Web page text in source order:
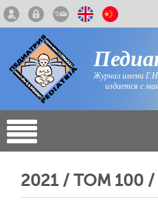
Журнал имени
издается с
2021 / ТОМ 100